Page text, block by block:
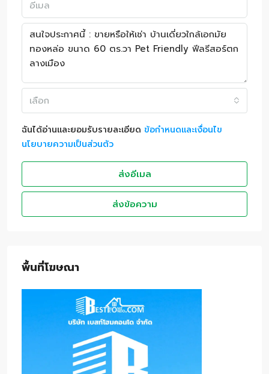
เลือก
ฉันได้อ่านและยอมรับรายละเอียด ข้อกำหนดและเงื่อนไข
นโยบายความเป็นส่วนตัว
ส่งอีเมล
ส่งข้อความ
พื้นที่โฆษณา